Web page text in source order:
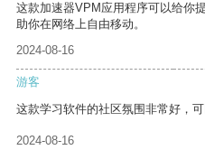
这款加速器VPM应用程序可以给你
助你在网络上自由移动。
2024-08-16
游客
这款学习软件的社区氛围非常好，
2024-08-16